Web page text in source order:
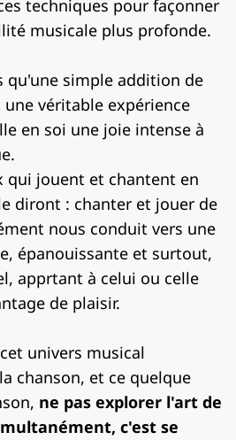
techniques pour façonner
musicale plus profonde.
qu'une simple addition de
véritable expérience
en soi une joie intense à
qui jouent et chantent en
diront : chanter et jouer de
nous conduit vers une
épanouissante et surtout,
apprtant à celui ou celle
de plaisir.
univers musical
chanson, et ce quelque
ne pas explorer l'art de
c'est se